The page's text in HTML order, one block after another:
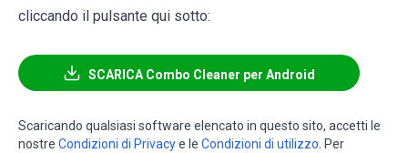
cliccando il pulsante qui sotto:
SCARICA Combo Cleaner per Android
Scaricando qualsiasi software elencato in questo sito, accetti le
nostre Condizioni di Privacye le Condizioni di utilizzo . Per